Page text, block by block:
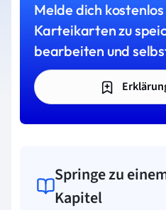
Melde dich
Karteikarten zu
bearbeiten und
Springe zu
Kapitel